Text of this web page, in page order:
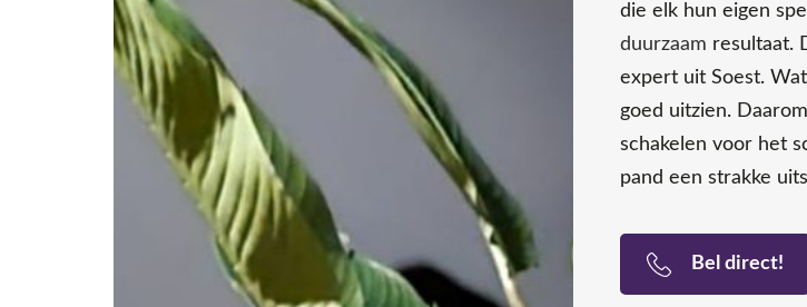
die elk hun eigen
duurzaam resultaat.
expert uit Soest.
goed uitzien.
schakelen voor het
pand een strakke
Bel direct!